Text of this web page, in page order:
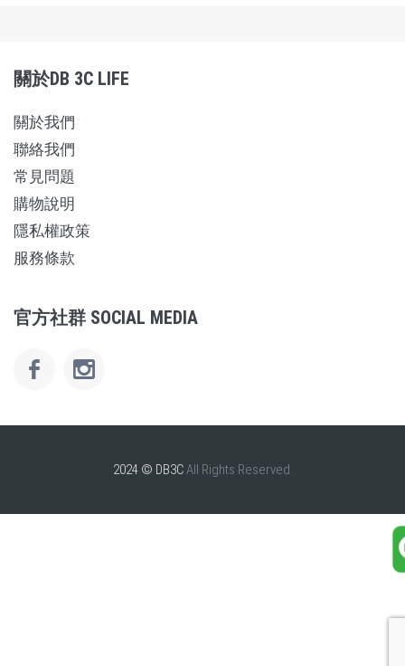
關於DB 3C LIFE
關於我們
聯絡我們
常見問題
購物說明
隱私權政策
服務條款
官方社群 SOCIAL MEDIA
2024 © DB3CAll Rights Reserved.